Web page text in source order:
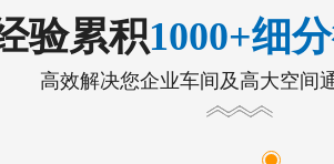
验累积1000+细
高效解决您企业车间及高大空间